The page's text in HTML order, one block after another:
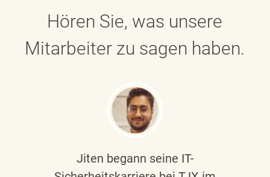
Hören Sie, was unsere
Mitarbeiter zu sagen haben.
Jiten begann seine IT-